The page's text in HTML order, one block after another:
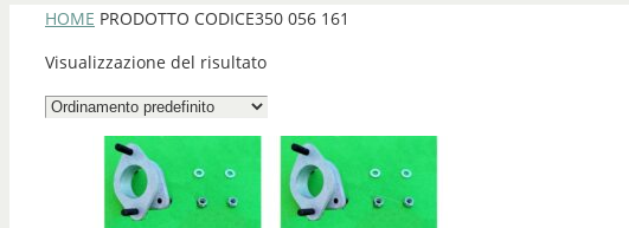
HOME PRODOTTO CODICE350 056 161
Visualizzazione del risultato